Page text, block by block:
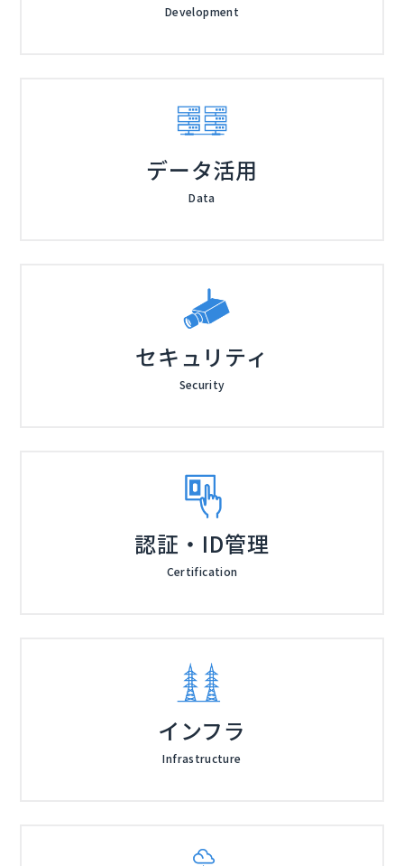
Development
データ活用
Data
セキュリティ
Security
認証・ID管理
Certification
インフラ
Infrastructure